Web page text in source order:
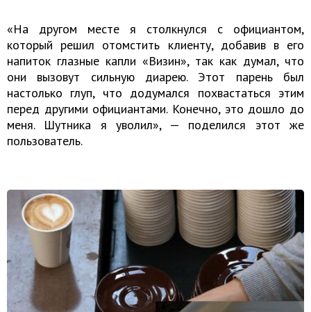
«На другом месте я столкнулся с официантом,
который решил отомстить клиенту, добавив в его
напиток глазные капли «Визин», так как думал, что
они вызовут сильную диарею. Этот парень был
настолько глуп, что додумался похвастаться этим
перед другими официантами. Конечно, это дошло до
меня. Шутника я уволил», — поделился этот же
пользователь.